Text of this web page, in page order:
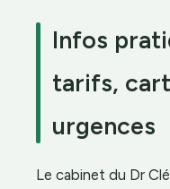
Infos
tarifs,
urgences
Le cabinet du Dr